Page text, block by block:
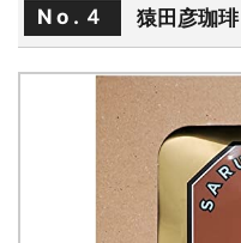
No.４ 猿田彦珈琲